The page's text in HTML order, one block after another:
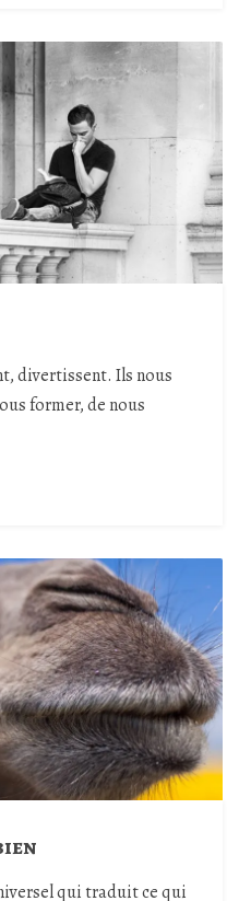
divertissent. Ils nous
former, de nous
qui traduit ce qui